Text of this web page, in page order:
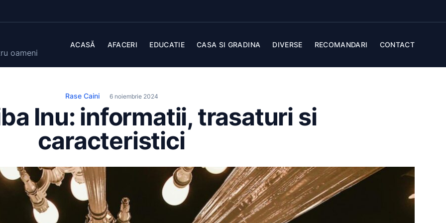
oameni
ACASĂ AFACERI EDUCATIE CASA SI GRADINA DIVERSE RECOMANDARI CONTACT
Rase Caini 6 noiembrie 2024
Inu: informatii, trasaturi si
caracteristici